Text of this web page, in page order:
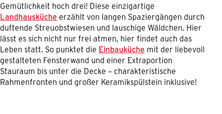
Gemütlichkeit hoch drei! Diese einzigartige
Landhausküche erzählt von langen Spaziergängen durch
duftende Streuobstwiesen und lauschige Wäldchen. Hier
lässt es sich nicht nur frei atmen, hier findet auch das
Leben statt. So punktet die Einbauküche mit der liebevoll
gestalteten Fensterwand und einer Extraportion
Stauraum bis unter die Decke – charakteristische
Rahmenfronten und großer Keramikspülstein inklusive!